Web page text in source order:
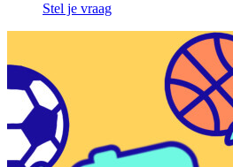
Stel je vraag